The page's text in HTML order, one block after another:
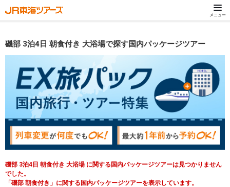
メニュー
磯部 3泊4日 朝食付き 大浴場で探す国内パッケージツアー
磯部 3泊4日 朝食付き 大浴場 に関する国内パッケージツアーは見つかりません
でした。
「磯部 朝食付き」に関する国内パッケージツアーを表示しています。